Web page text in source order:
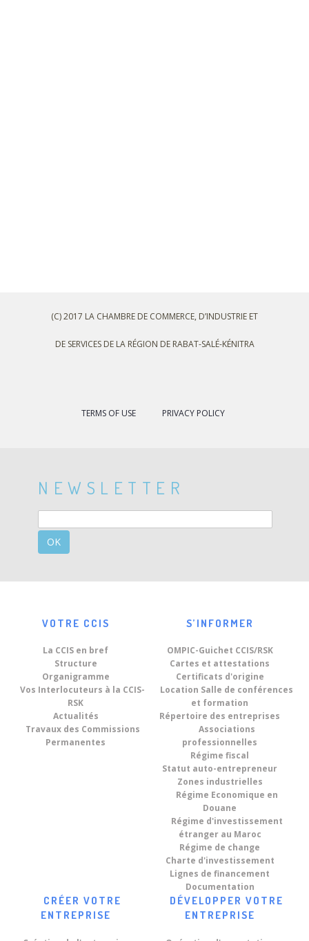
(C) 2017 LA CHAMBRE DE COMMERCE, D’INDUSTRIE ET
DE SERVICES DE LA RÉGION DE RABAT-SALÉ-KÉNITRA
TERMS OF USE PRIVACY POLICY
NEWSLETTER
OK
VOTRE CCIS
La CCIS en bref
Structure
Organigramme
Vos Interlocuteurs à la CCIS-
RSK
Actualités
Travaux des Commissions
Permanentes
S’INFORMER
OMPIC-Guichet CCIS/RSK
Cartes et attestations
Certificats d'origine
Location Salle de conférences
et formation
Répertoire des entreprises
Associations
professionnelles
Régime fiscal
Statut auto-entrepreneur
Zones industrielles
Régime Economique en
Douane
Régime d'investissement
étranger au Maroc
Régime de change
Charte d'investissement
Lignes de financement
Documentation
CRÉER VOTRE
ENTREPRISE
DÉVELOPPER VOTRE
ENTREPRISE